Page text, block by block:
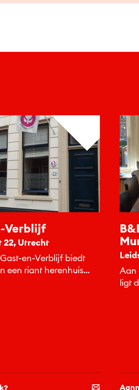
Verblijf
22, Utrecht
en-Verblijf biedt
een riant herenhuis
Aan
ligt